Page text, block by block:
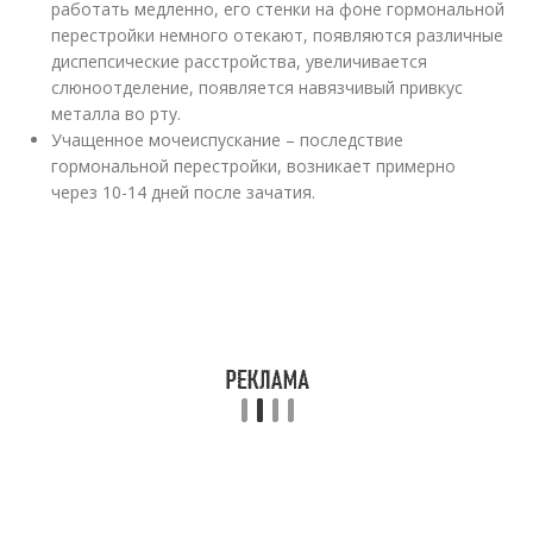
работать медленно, его стенки на фоне гормональной
перестройки немного отекают, появляются различные
диспепсические расстройства, увеличивается
слюноотделение, появляется навязчивый привкус
металла во рту.
Учащенное мочеиспускание – последствие
гормональной перестройки, возникает примерно
через 10-14 дней после зачатия.